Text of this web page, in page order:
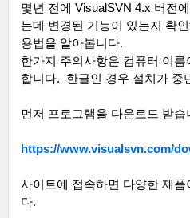
몇년 전에 VisualSVN 4.x 버전
는데 변경된 기능이 있는지 확
용법을 알아봅니다.
한가지 주의사항은 컴퓨터 이
합니다. 한글인 경우 설치가 중
먼저 프로그램을 다운로드 받습
https://www.visualsvn.com/
사이트에 접속하면 다양한 제품
다.